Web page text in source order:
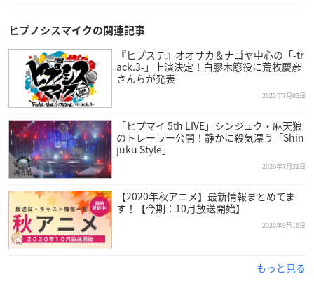
ヒプノシスマイクの関連記事
『ヒプステ』オオサカ＆ナゴヤ中心の「-tr
ack.3-」上演決定！白膠木簓役に荒牧慶彦
さんらが発表
2020年7月03日
「ヒプマイ 5th LIVE」シンジュク・麻天狼
のトレーラー公開！静かに殺気漂う「Shin
juku Style」
2020年7月31日
【2020年秋アニメ】最新情報まとめてま
す！【今期：10月放送開始】
2020年9月16日
もっと見る